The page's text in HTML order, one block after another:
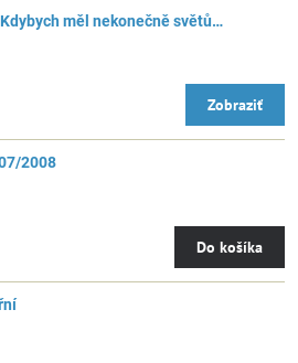
měl nekonečně světů…
Zobraziť
2008
Do košíka